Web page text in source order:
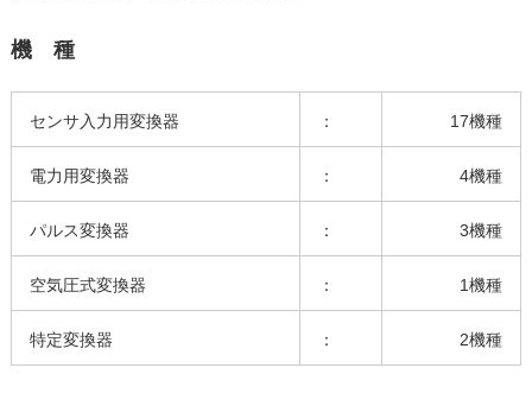
機 種
センサ入力用変換器 ： 17機種
電力用変換器 ： 4機種
パルス変換器 ： 3機種
空気圧式変換器 ： 1機種
特定変換器 ： 2機種